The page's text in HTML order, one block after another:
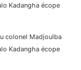
Kadangha écope
colonel Madjoulba
Kadangha écope